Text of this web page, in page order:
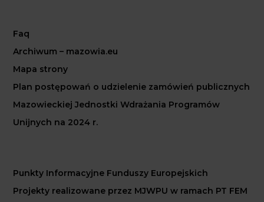
Faq
Archiwum – mazowia.eu
Mapa strony
Plan postępowań o udzielenie zamówień publicznych
Mazowieckiej Jednostki Wdrażania Programów
Unijnych na 2024 r.
Punkty Informacyjne Funduszy Europejskich
Projekty realizowane przez MJWPU w ramach PT FEM